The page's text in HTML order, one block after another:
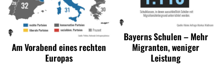
Am Vorabend eines rechten
Europas
Bayerns Schulen – Mehr
Migranten, weniger
Leistung